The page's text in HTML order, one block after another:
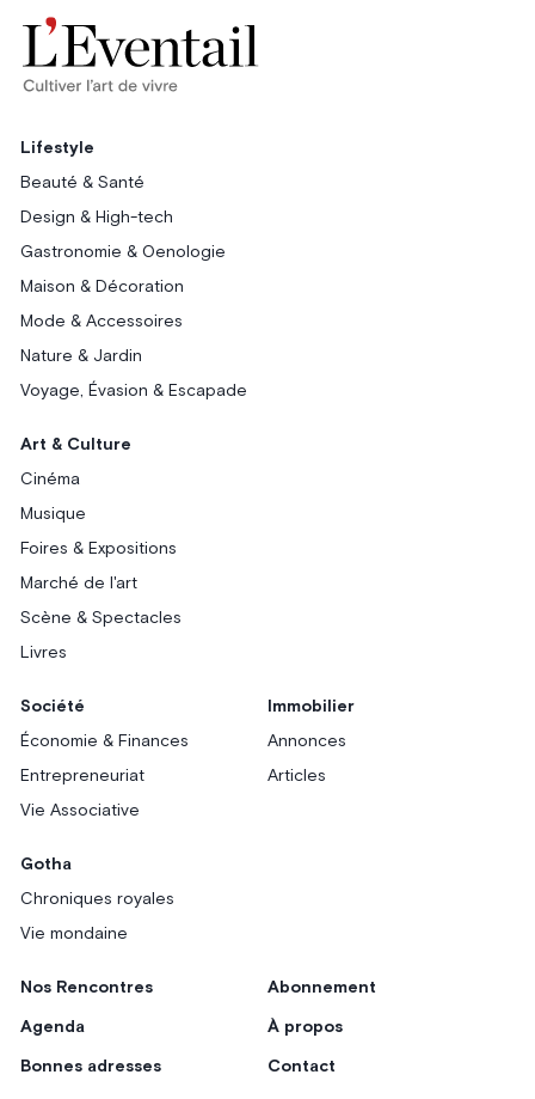
Lifestyle
Beauté & Santé
Design & High-tech
Gastronomie & Oenologie
Maison & Décoration
Mode & Accessoires
Nature & Jardin
Voyage, Évasion & Escapade
Art & Culture
Cinéma
Musique
Foires & Expositions
Marché de l'art
Scène & Spectacles
Livres
Société
Économie & Finances
Entrepreneuriat
Vie Associative
Immobilier
Annonces
Articles
Gotha
Chroniques royales
Vie mondaine
Nos Rencontres
Agenda
Bonnes adresses
Abonnement
À propos
Contact